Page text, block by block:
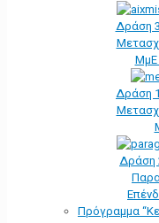
Δράση
ΜμΕ
Δράση
Δράση
Πρόγραμμα